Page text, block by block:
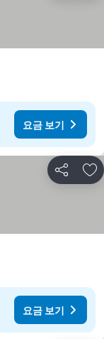
요금 보기
공유 즐
요금 보기